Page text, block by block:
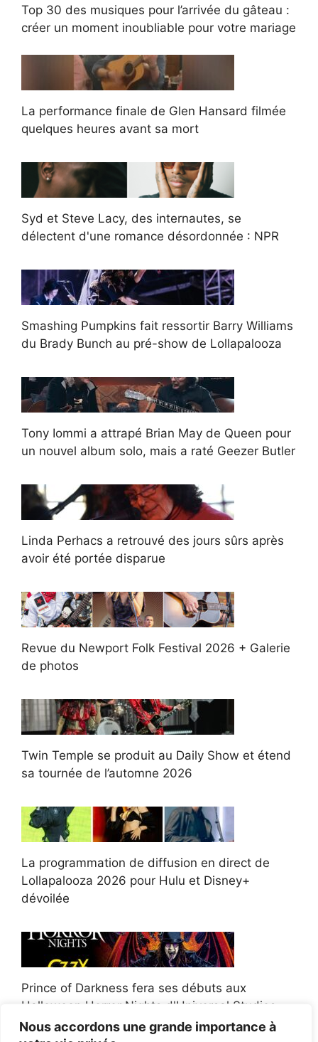
Nous accordons une grande importance à
Top 30 des musiques pour l’arrivée du gâteau :
créer un moment inoubliable pour votre mariage
La performance finale de Glen Hansard filmée
quelques heures avant sa mort
Syd et Steve Lacy, des internautes, se
délectent d'une romance désordonnée : NPR
Smashing Pumpkins fait ressortir Barry Williams
du Brady Bunch au pré-show de Lollapalooza
Tony Iommi a attrapé Brian May de Queen pour
un nouvel album solo, mais a raté Geezer Butler
Linda Perhacs a retrouvé des jours sûrs après
avoir été portée disparue
Revue du Newport Folk Festival 2026 + Galerie
de photos
Twin Temple se produit au Daily Show et étend
sa tournée de l’automne 2026
La programmation de diffusion en direct de
Lollapalooza 2026 pour Hulu et Disney+
dévoilée
Prince of Darkness fera ses débuts aux
Halloween Horror Nights d'Universal Studios